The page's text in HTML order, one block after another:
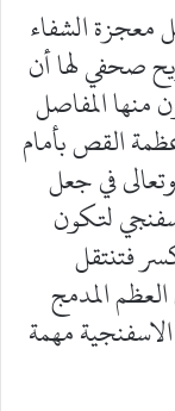
الشفاء
صحفي لها أن
منها المفاصل
القص بأمام
في جعل
لتكون
فتنتقل
المدمج
مهمة